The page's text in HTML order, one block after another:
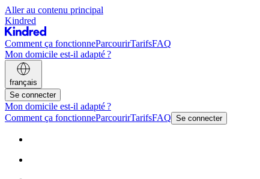
Aller au contenu principal
Kindred
Comment ça fonctionneParcourirTarifsFAQ
Mon domicile est-il adapté ?
français
Se connecter
Mon domicile est-il adapté ?
Comment ça fonctionneParcourirTarifsFAQ Se connecter